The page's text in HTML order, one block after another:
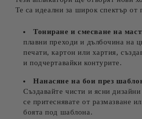
Те са идеални за широк спектър от
Тониране и смесване на
плавни преходи и дълбочина на
печати, картон или хартия,
и подчертавайки контурите.
Нанасяне на бои през
Създавайте чисти и ясни дизайни
се притеснявате от размазване
боята под шаблона.